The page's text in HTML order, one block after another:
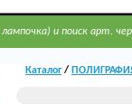
и поиск арт.
Каталог/